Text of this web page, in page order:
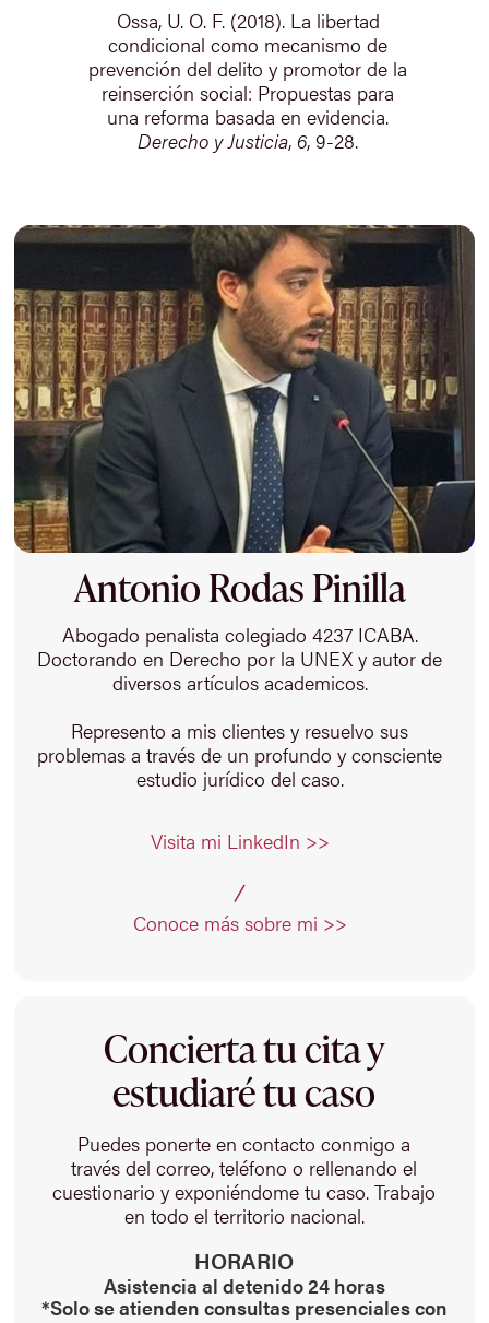
Ossa, U. O. F. (2018). La libertad
condicional como mecanismo de
prevención del delito y promotor de la
reinserción social: Propuestas para
una reforma basada en evidencia.
Derecho y Justicia,6, 9-28.
Antonio Rodas Pinilla
Abogado penalista colegiado 4237 ICABA.
Doctorando en Derecho por la UNEX y autor de
diversos artículos academicos.
Represento a mis clientes y resuelvo sus
problemas a través de un profundo y consciente
estudio jurídico del caso.
Visita mi LinkedIn >>
Conoce más sobre mi >>
Concierta tu cita y
estudiaré tu caso
Puedes ponerte en contacto conmigo a
través del correo, teléfono o rellenando el
cuestionario y exponiéndome tu caso. Trabajo
en todo el territorio nacional.
HORARIO
Asistencia al detenido 24 horas
*Solo se atienden consultas presenciales con